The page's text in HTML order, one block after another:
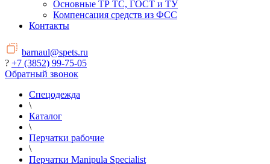
Основные ТР ТС, ГОСТ и ТУ
Компенсация средств из ФСС
Контакты
barnaul@spets.ru
? +7 (3852) 99-75-05
Обратный звонок
Спецодежда
\
Каталог
\
Перчатки рабочие
\
Перчатки Manipula Specialist